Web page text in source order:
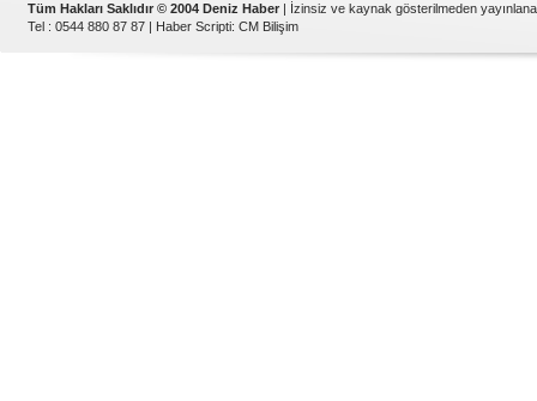
Tüm Hakları Saklıdır © 2004 Deniz Haber | İzinsiz ve kaynak gösterilmeden
Tel : 0544 880 87 87 | Haber Scripti: CM Bilişim